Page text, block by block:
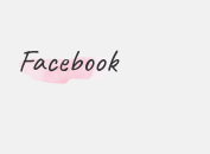
Facebook